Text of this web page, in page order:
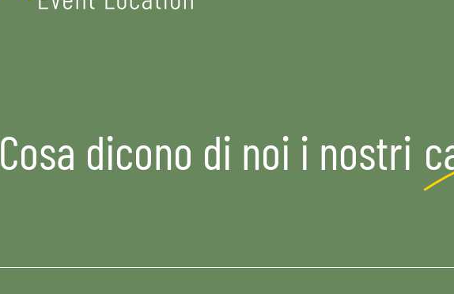
Cosa dicono di noi i nostri